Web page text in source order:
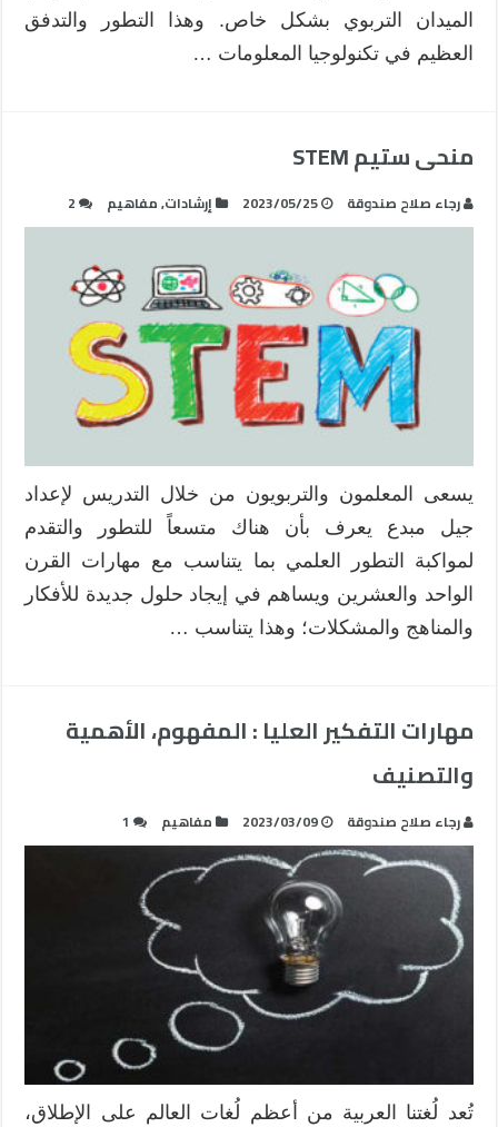
الميدان التربوي بشكل خاص. وهذا التطور والتدفق
العظيم في تكنولوجيا المعلومات …
منحى ستيم STEM
رجاء صلاح صندوقة 2023/05/25 إرشادات,مفاهيم 2
يسعى المعلمون والتربويون من خلال التدريس لإعداد
جيل مبدع يعرف بأن هناك متسعاً للتطور والتقدم
لمواكبة التطور العلمي بما يتناسب مع مهارات القرن
الواحد والعشرين ويساهم في إيجاد حلول جديدة للأفكار
والمناهج والمشكلات؛ وهذا يتناسب …
مهارات التفكير العليا : المفهوم، الأهمية
والتصنيف
رجاء صلاح صندوقة 2023/03/09 مفاهيم 1
تُعد لُغتنا العربية من أعظم لُغات العالم على الإطلاق،